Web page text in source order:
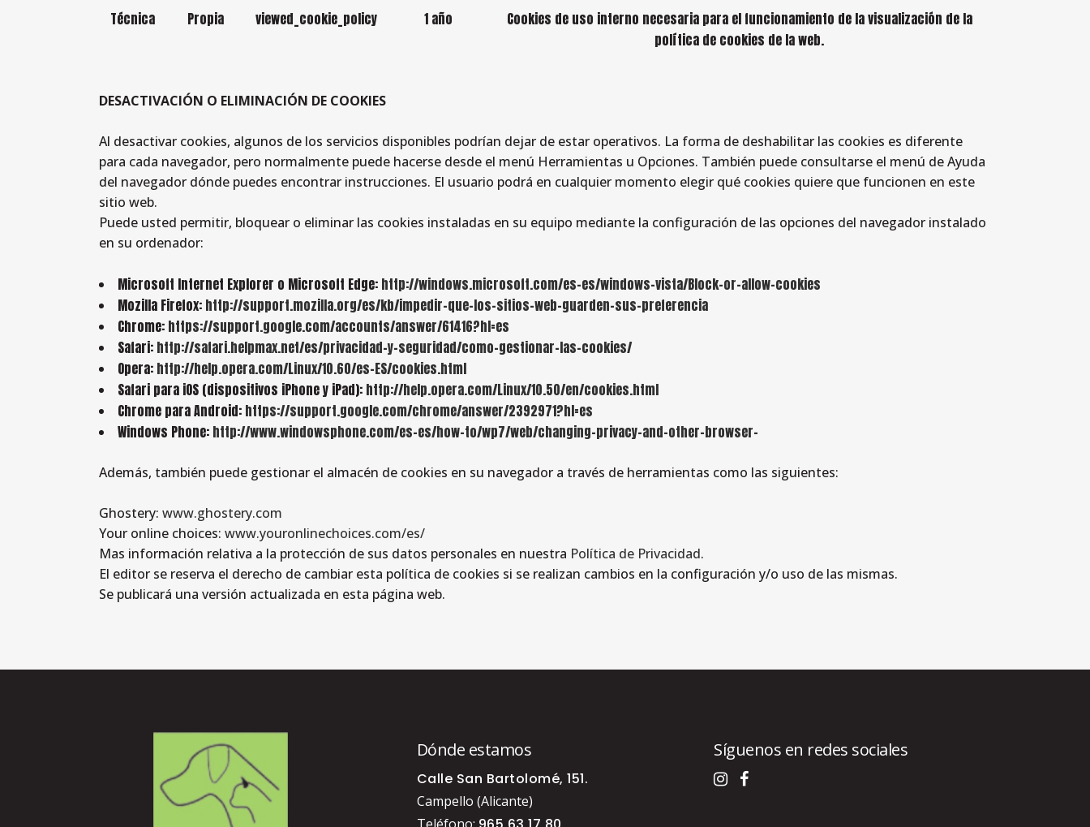
Técnica
Propia viewed_cookie_policy 1 año
Cookies de uso interno necesaria para el funcionamiento de la visualización de la
política de cookies de la web.
DESACTIVACIÓN O ELIMINACIÓN DE COOKIES
Al desactivar cookies, algunos de los servicios disponibles podrían dejar de estar operativos. La forma de deshabilitar las cookies es diferente
para cada navegador, pero normalmente puede hacerse desde el menú Herramientas u Opciones. También puede consultarse el menú de Ayuda
del navegador dónde puedes encontrar instrucciones. El usuario podrá en cualquier momento elegir qué cookies quiere que funcionen en este
sitio web.
Puede usted permitir, bloquear o eliminar las cookies instaladas en su equipo mediante la configuración de las opciones del navegador instalado
en su ordenador:
Microsoft Internet Explorer o Microsoft Edge: http://windows.microsoft.com/es-es/windows-vista/Block-or-allow-cookies
Mozilla Firefox: http://support.mozilla.org/es/kb/impedir-que-los-sitios-web-guarden-sus-preferencia
Chrome: https://support.google.com/accounts/answer/61416?hl=es
Safari: http://safari.helpmax.net/es/privacidad-y-seguridad/como-gestionar-las-cookies/
Opera: http://help.opera.com/Linux/10.60/es-ES/cookies.html
Safari para iOS (dispositivos iPhone y iPad): http://help.opera.com/Linux/10.50/en/cookies.html
Chrome para Android: https://support.google.com/chrome/answer/2392971?hl=es
Windows Phone: http://www.windowsphone.com/es-es/how-to/wp7/web/changing-privacy-and-other-browser-
Además, también puede gestionar el almacén de cookies en su navegador a través de herramientas como las siguientes:
Ghostery: www.ghostery.com
Your online choices: www.youronlinechoices.com/es/
Mas información relativa a la protección de sus datos personales en nuestra Política de Privacidad.
El editor se reserva el derecho de cambiar esta política de cookies si se realizan cambios en la configuración y/o uso de las mismas.
Se publicará una versión actualizada en esta página web.
Dónde estamos
Calle San Bartolomé, 151.
Campello (Alicante)
Síguenos en redes sociales